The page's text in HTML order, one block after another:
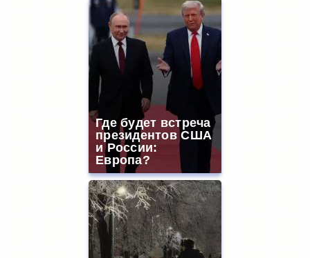
Где будет встреча
президентов США
и России:
Европа?